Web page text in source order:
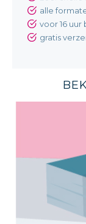
alle
voor 16 uur
gratis